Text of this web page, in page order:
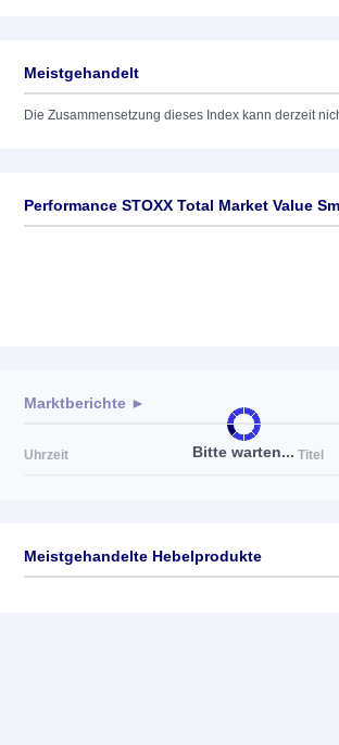
Meistgehandelt
Die Zusammensetzung dieses Index kann derzeit
Performance STOXX Total Market Value
Bitte warten...
Marktberichte ►
Uhrzeit Titel
Meistgehandelte Hebelprodukte